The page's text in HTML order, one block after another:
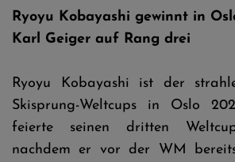
Ryoyu Kobayashi gewinnt in
Karl Geiger auf Rang drei
Ryoyu Kobayashi ist der
Skisprung-Weltcups in Oslo
feierte seinen dritten
nachdem er vor der WM